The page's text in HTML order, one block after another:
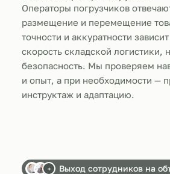
Операторы погрузчиков
размещение и перемещение
точности и аккуратности
скорость складской логистики,
безопасность. Мы проверяем
и опыт, а при необходимости —
инструктаж и адаптацию.
+ Выход сотрудников на